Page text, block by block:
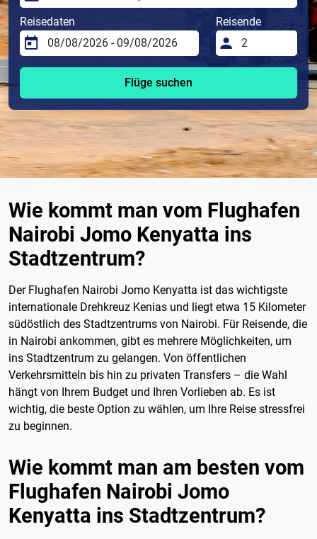
Reisedaten Reisende
Flüge suchen
Wie kommt man vom Flughafen
Nairobi Jomo Kenyatta ins
Stadtzentrum?
Der Flughafen Nairobi Jomo Kenyatta ist das wichtigste
internationale Drehkreuz Kenias und liegt etwa 15 Kilometer
südöstlich des Stadtzentrums von Nairobi. Für Reisende, die
in Nairobi ankommen, gibt es mehrere Möglichkeiten, um
ins Stadtzentrum zu gelangen. Von öffentlichen
Verkehrsmitteln bis hin zu privaten Transfers – die Wahl
hängt von Ihrem Budget und Ihren Vorlieben ab. Es ist
wichtig, die beste Option zu wählen, um Ihre Reise stressfrei
zu beginnen.
Wie kommt man am besten vom
Flughafen Nairobi Jomo
Kenyatta ins Stadtzentrum?